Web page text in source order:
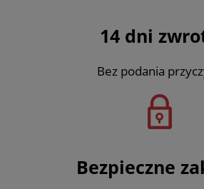
14 dni
Bez podania
Bezpieczne